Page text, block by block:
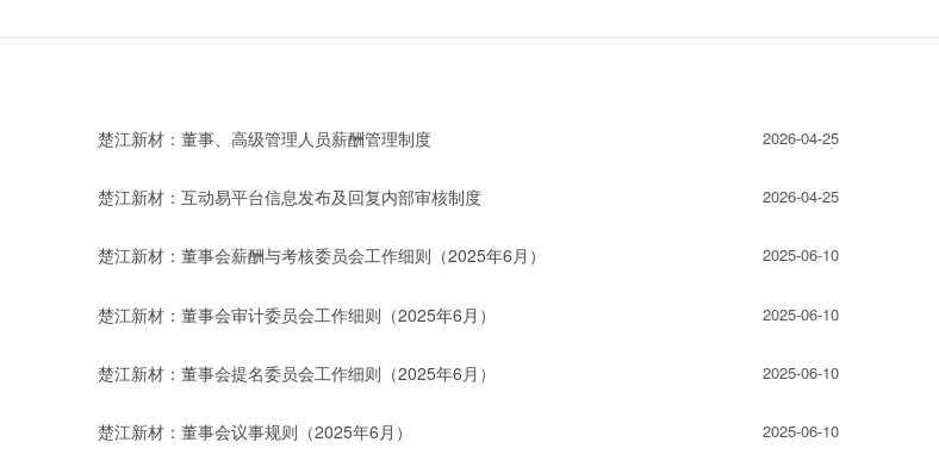
楚江新材：董事、高级管理人员薪酬管理制度 2026-04-25
楚江新材：互动易平台信息发布及回复内部审核制度 2026-04-25
楚江新材：董事会薪酬与考核委员会工作细则（2025年6月） 2025-06-10
楚江新材：董事会审计委员会工作细则（2025年6月） 2025-06-10
楚江新材：董事会提名委员会工作细则（2025年6月） 2025-06-10
楚江新材：董事会议事规则（2025年6月） 2025-06-10